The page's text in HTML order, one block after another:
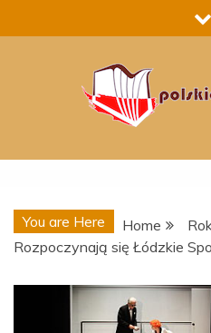
to
You are Here Home
Rozpoczynają się Łódzkie